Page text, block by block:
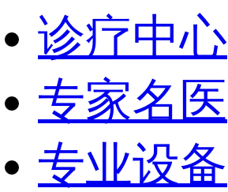
诊疗中心
专家名医
专业设备